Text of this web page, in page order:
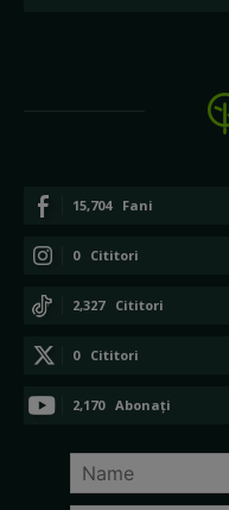
15,704 Fani
0 Cititori
2,327 Cititori
0 Cititori
2,170 Abonați